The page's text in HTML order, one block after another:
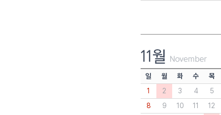
일 월 화 수
목
1
2 3 4
5
8
9 10 11
12